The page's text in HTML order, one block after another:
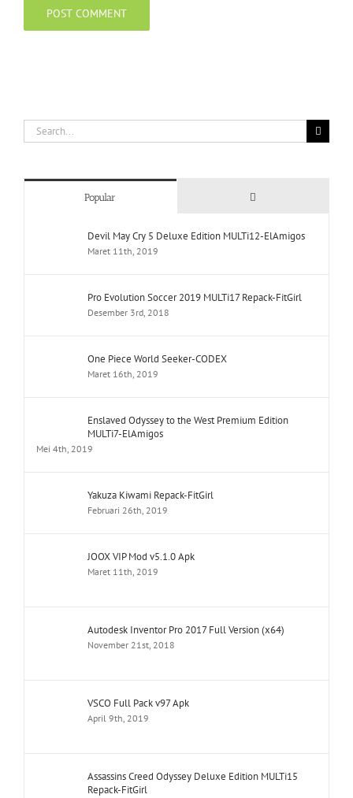
Search
for:
Popular Comments
Devil May Cry 5 Deluxe Edition MULTi12-ElAmigos
Maret 11th, 2019
Pro Evolution Soccer 2019 MULTi17 Repack-FitGirl
Desember 3rd, 2018
One Piece World Seeker-CODEX
Maret 16th, 2019
Enslaved Odyssey to the West Premium Edition
MULTi7-ElAmigos
Mei 4th, 2019
Yakuza Kiwami Repack-FitGirl
Februari 26th, 2019
JOOX VIP Mod v5.1.0 Apk
Maret 11th, 2019
Autodesk Inventor Pro 2017 Full Version (x64)
November 21st, 2018
VSCO Full Pack v97 Apk
April 9th, 2019
Assassins Creed Odyssey Deluxe Edition MULTi15
Repack-FitGirl